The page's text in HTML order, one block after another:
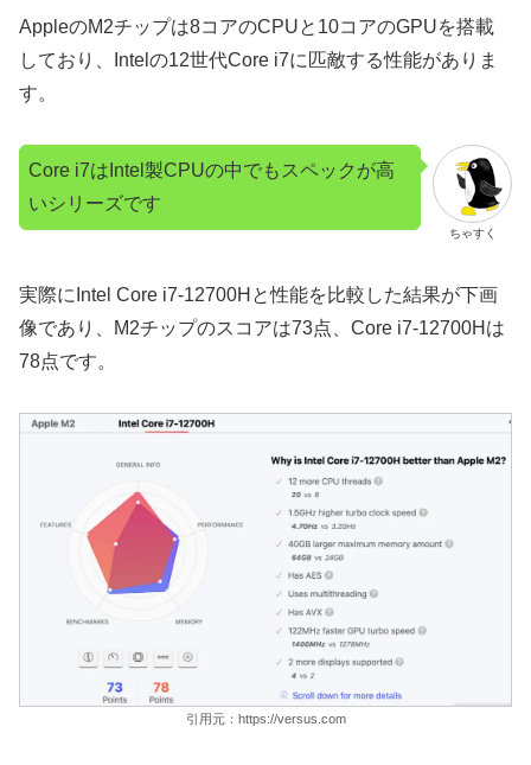
AppleのM2チップは8コアのCPUと10コアのGPUを搭載
しており、Intelの12世代Core i7に匹敵する性能がありま
す。
ちゃすく
Core i7はIntel製CPUの中でもスペックが高
いシリーズです
実際にIntel Core i7-12700Hと性能を比較した結果が下画
像であり、M2チップのスコアは73点、Core i7-12700Hは
78点です。
引用元：https://versus.com